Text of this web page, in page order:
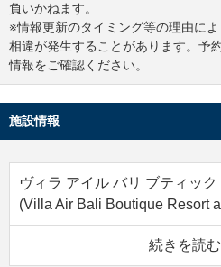
負いかねます。
※情報更新のタイミング等の理由に
相違が発生することがあります。予
情報をご確認ください。
施設情報
ヴィラ アイル バリ ブティッ
(Villa Air Bali Boutique Resort
続きを読む